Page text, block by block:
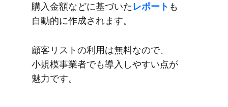
購入金額などに​基づいた​レポート も​
自動的に​作成されます。
顧客リストの​利用は​無料なので、​
小規模事業者でも​導入しやすい​点が​
魅力です。